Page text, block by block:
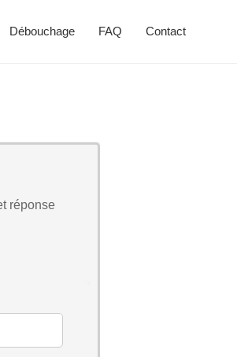
Débouchage FAQ Contact
réponse